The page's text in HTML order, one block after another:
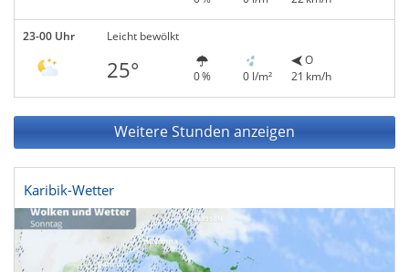
23-00 Uhr Leicht bewölkt
25° 0 % 0 l/m²
O
21 km/h
Weitere Stunden anzeigen
Karibik-Wetter